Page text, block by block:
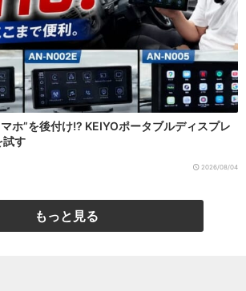
ホ”を後付け!? KEIYOポータブルディスプレ
試す
2026/08/04
もっと見る